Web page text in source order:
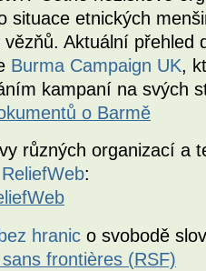
situace etnických
vězňů. Aktuální přehled
Burma Campaign UK,
kampaní na svých
o Barmě
různých organizací a
ReliefWeb:
hranic o svobodě
frontières (RSF)